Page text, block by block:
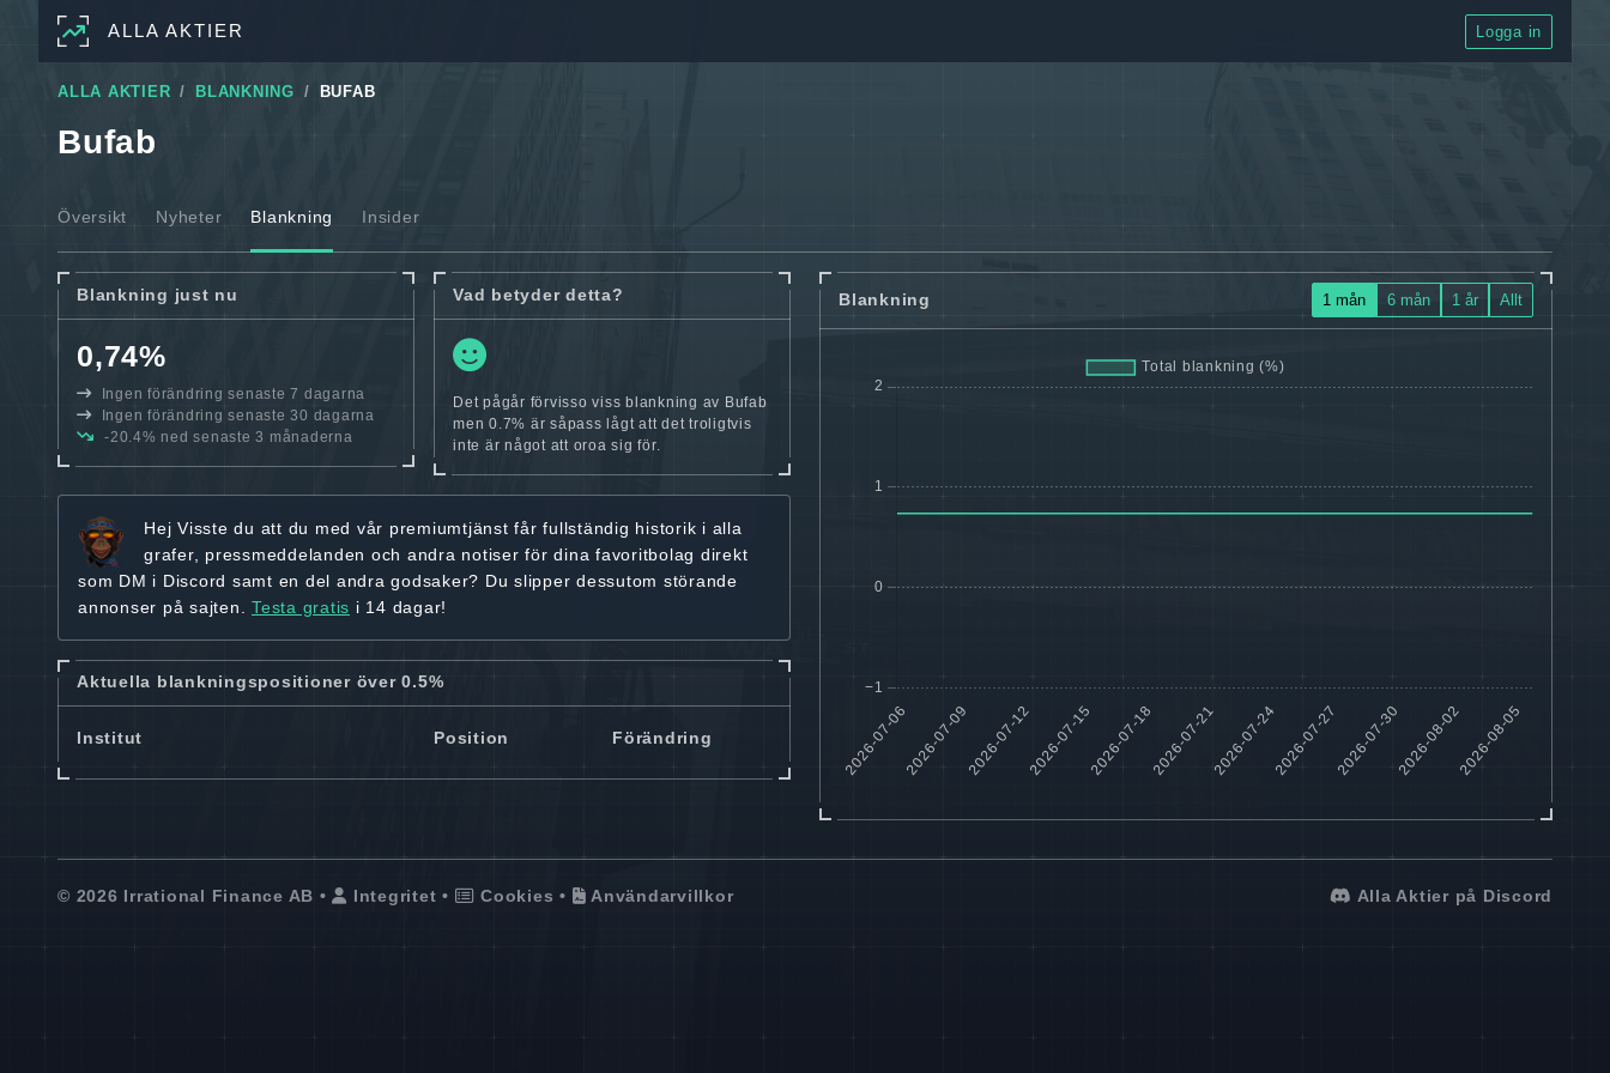
ALLA AKTIER Logga in
ALLA AKTIER BLANKNING BUFAB
Bufab
Översikt Nyheter Blankning Insider
Blankning just nu
0,74%
Ingen förändring senaste 7 dagarna
Ingen förändring senaste 30 dagarna
-20.4% ned senaste 3 månaderna
Vad betyder detta?
Det pågår förvisso viss blankning av Bufab
men 0.7% är såpass lågt att det troligtvis
inte är något att oroa sig för.
Hej Visste du att du med vår premiumtjänst fårfullständig historik i alla
grafer, pressmeddelanden och andra notiser för dina favoritbolag direkt
som DM i Discord samt en del andra godsaker? Du slipper dessutom störande
annonser på sajten. Testa gratis i 14 dagar!
Aktuella blankningspositioner över 0.5%
Institut Position Förändring
Blankning 1 mån 6 mån 1 år Allt
© 2026 Irrational Finance AB • Integritet • Cookies • Användarvillkor Alla Aktier på Discord